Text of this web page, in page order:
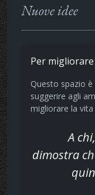
Nuove idee
Per
Questo spazio
suggerire agli
migliorare la
A
dimostra